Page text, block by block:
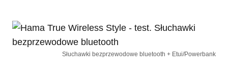
Słuchawki bezprzewodowe bluetooth + Etui/Powerbank